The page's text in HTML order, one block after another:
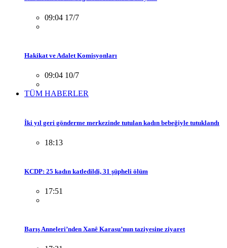
09:04 17/7
Hakikat ve Adalet Komisyonları
09:04 10/7
TÜM HABERLER
İki yıl geri gönderme merkezinde tutulan kadın bebeğiyle tutuklandı
18:13
KCDP: 25 kadın katledildi, 31 şüpheli ölüm
17:51
Barış Anneleri’nden Xanê Karasu’nun taziyesine ziyaret